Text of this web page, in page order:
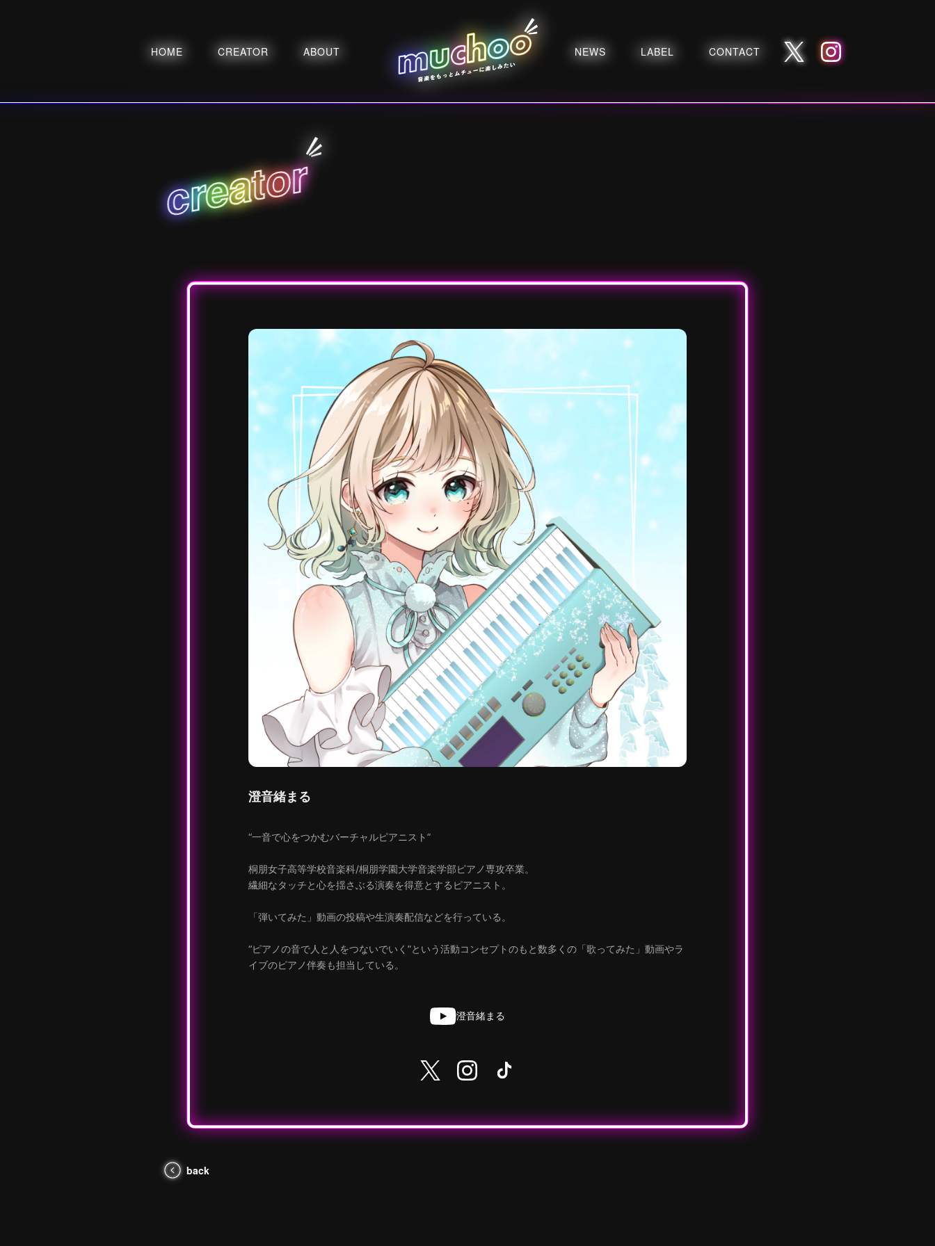
HOME CREATOR ABOUT NEWS LABEL CONTACT
creator
澄音緒まる
“一音で心をつかむバーチャルピアニスト”
桐朋女子高等学校音楽科/桐朋学園大学音楽学部ピアノ専攻卒業。
繊細なタッチと心を揺さぶる演奏を得意とするピアニスト。
「弾いてみた」動画の投稿や生演奏配信などを行っている。
“ピアノの音で人と人をつないでいく”という活動コンセプトのもと数多くの「歌ってみた」動画やラ
イブのピアノ伴奏も担当している。
澄音緒まる
back